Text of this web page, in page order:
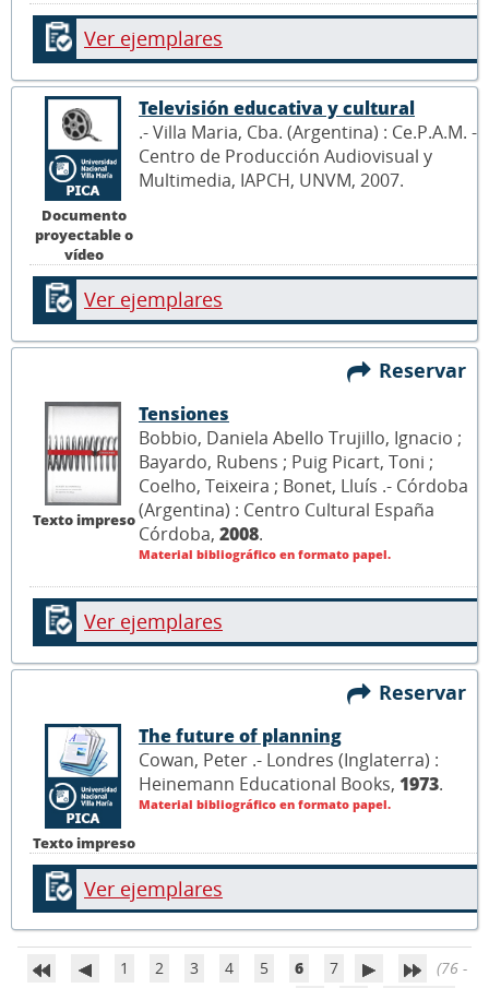
Ver ejemplares
Documento
proyectable o
vídeo
Televisión educativa y cultural
.- Villa Maria, Cba. (Argentina) : Ce.P.A.M. -
Centro de Producción Audiovisual y
Multimedia, IAPCH, UNVM, 2007.
Ver ejemplares
Reservar
Texto impreso
Tensiones
Bobbio, Daniela Abello Trujillo, Ignacio ;
Bayardo, Rubens ; Puig Picart, Toni ;
Coelho, Teixeira ; Bonet, Lluís .- Córdoba
(Argentina) : Centro Cultural España
Córdoba, 2008.
Material bibliográfico en formato papel.
Ver ejemplares
Reservar
Texto impreso
The future of planning
Cowan, Peter .- Londres (Inglaterra) :
Heinemann Educational Books, 1973.
Material bibliográfico en formato papel.
Ver ejemplares
1 2 3 4 5 6 7
(76 -